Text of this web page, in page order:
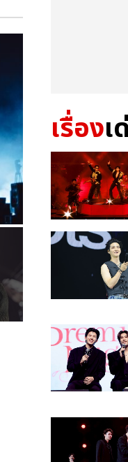
เรื่องเ